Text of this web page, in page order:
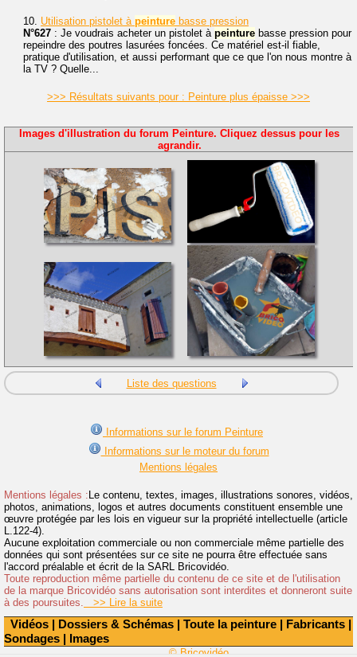
Vidéos | Dossiers & Schémas | Toute la peinture | Fabricants |
Sondages | Images
10. Utilisation pistolet à peinture basse pression
N°627 : Je voudrais acheter un pistolet à peinture basse pression pour
repeindre des poutres lasurées foncées. Ce matériel est-il fiable,
pratique d'utilisation, et aussi performant que ce que l'on nous montre à
la TV ? Quelle...
>>> Résultats suivants pour : Peinture plus épaisse >>>
Images d'illustration du forum Peinture. Cliquez dessus pour les
agrandir.
Liste des questions
Informations sur le forum Peinture
Informations sur le moteur du forum
Mentions légales
Mentions légales : Le contenu, textes, images, illustrations sonores, vidéos,
photos, animations, logos et autres documents constituent ensemble une
œuvre protégée par les lois en vigueur sur la propriété intellectuelle (article
L.122-4).
Aucune exploitation commerciale ou non commerciale même partielle des
données qui sont présentées sur ce site ne pourra être effectuée sans
l'accord préalable et écrit de la SARL Bricovidéo.
Toute reproduction même partielle du contenu de ce site et de l'utilisation
de la marque Bricovidéo sans autorisation sont interdites et donneront suite
à des poursuites. >> Lire la suite
© Bricovidéo